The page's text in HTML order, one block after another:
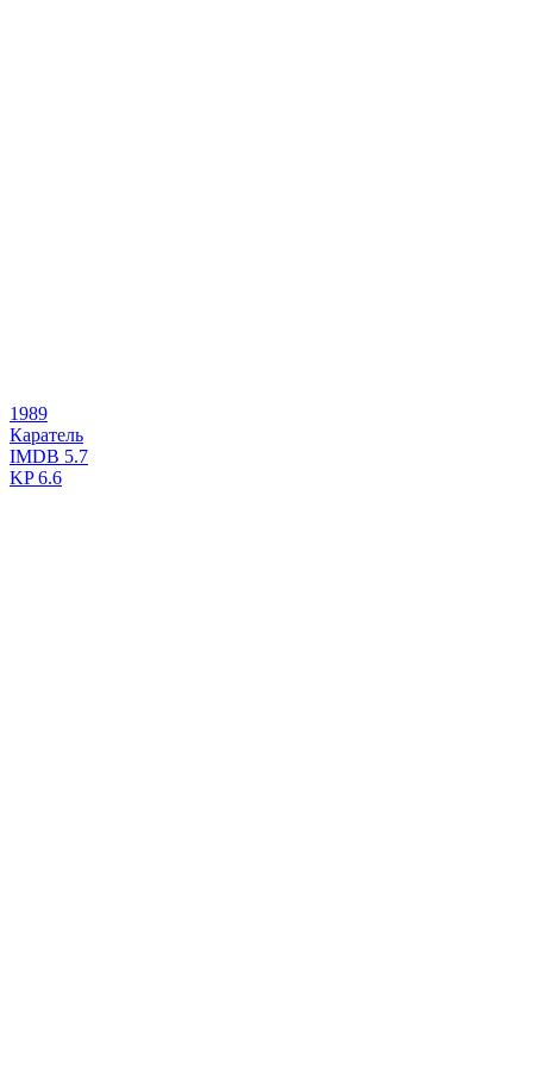
1989
Каратель
IMDB 5.7
KP6.6